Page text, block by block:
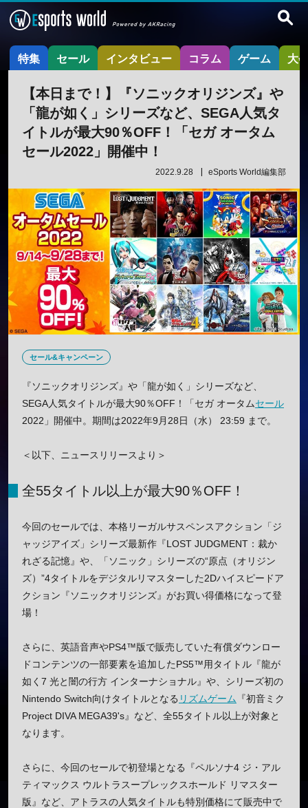
特集 セール インタビュー コラム ゲーム 大
【本日まで！】『ソニックオリジンズ』や
「龍が如く」シリーズなど、SEGA人気タ
イトルが最大90％OFF！「セガ オータム
セール2022」開催中！
2022.9.28 eSports World編集部
セール&キャンペーン
『ソニックオリジンズ』や「龍が如く」シリーズなど、
SEGA人気タイトルが最大90％OFF！「セガ オータムセール
2022」開催中。期間は2022年9月28日（水） 23:59 まで。
＜以下、ニュースリリースより＞
全55タイトル以上が最大90％OFF！
今回のセールでは、本格リーガルサスペンスアクション「ジ
ャッジアイズ」シリーズ最新作『LOST JUDGMENT：裁か
れざる記憶』や、「ソニック」シリーズの“原点（オリジン
ズ）”4タイトルをデジタルリマスターした2Dハイスピードア
クション『ソニックオリジンズ』がお買い得価格になって登
場！
さらに、英語音声やPS4™版で販売していた有償ダウンロー
ドコンテンツの一部要素を追加したPS5™用タイトル『龍が
如く7 光と闇の行方 インターナショナル』や、シリーズ初の
Nintendo Switch向けタイトルとなる リズムゲーム
『初音ミク
Project DIVA MEGA39's』など、全55タイトル以上が対象と
なります。
さらに、今回のセールで初登場となる『ペルソナ4 ジ・アル
ティマックス ウルトラスープレックスホールド リマスター
版』など、アトラスの人気タイトルも特別価格にて販売中で